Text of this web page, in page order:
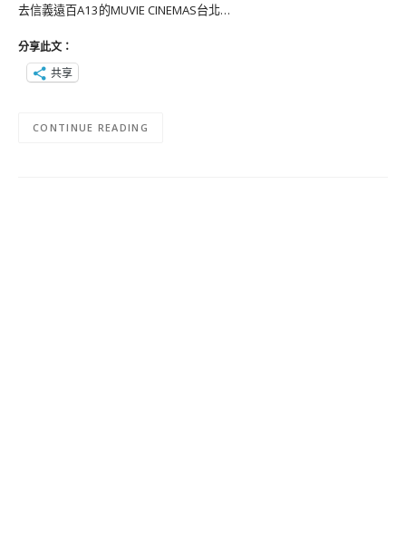
去信義遠百A13的MUVIE CINEMAS台北…
分享此文：
共享
CONTINUE READING